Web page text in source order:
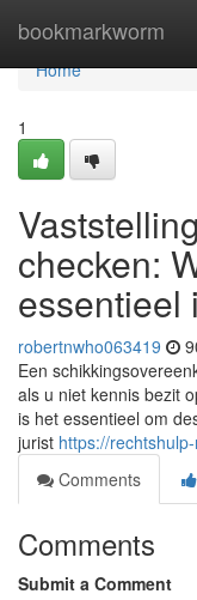
bookmarkworm
Home
Home
1
checken:
essentieel
robertnwho063419
Een
als u niet kennis bezit
is het essentieel om
jurist https://
Comments
Comments
Submit a Comment